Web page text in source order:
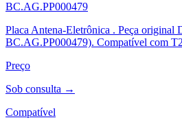
BC.AG.PP000479
Placa Antena-Eletrônica . Peça original
BC.AG.PP000479). Compatível com
Preço
Sob consulta →
Compatível